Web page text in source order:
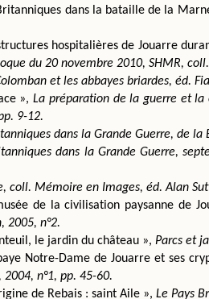
dans la bataille de la
hospitalières de Jouarre
du 20 novembre 2010, SHMR,
et les abbayes briardes, éd.
», La préparation de la guerre et
9-12.
dans la Grande Guerre, de
dans la Grande Guerre,
coll. Mémoire en Images, éd. Alan
de la civilisation paysanne de
2005, n°2.
le jardin du château », Parcs et
Notre-Dame de Jouarre et ses
2004, n°1, pp. 45-60.
de Rebais : saint Aile », Le Pays